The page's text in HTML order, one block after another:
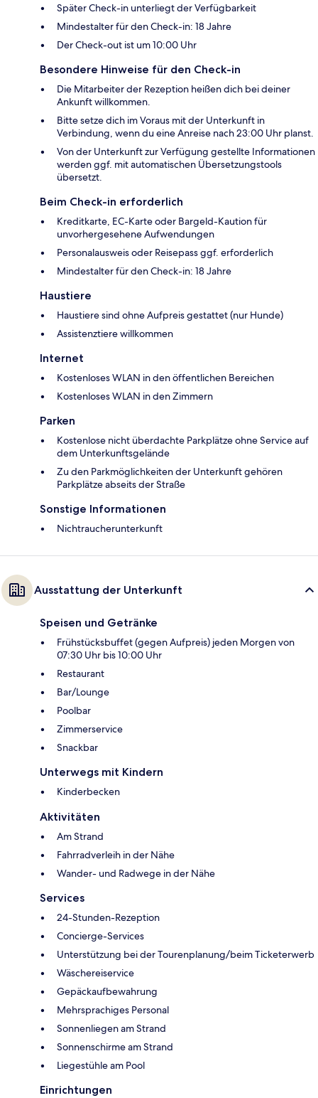
Später Check-in unterliegt der Verfügbarkeit
Mindestalter für den Check-in: 18 Jahre
Der Check-out ist um 10:00 Uhr
Besondere Hinweise für den Check-in
Die Mitarbeiter der Rezeption heißen dich bei deiner
Ankunft willkommen.
Bitte setze dich im Voraus mit der Unterkunft in
Verbindung, wenn du eine Anreise nach 23:00 Uhr planst.
Von der Unterkunft zur Verfügung gestellte Informationen
werden ggf. mit automatischen Übersetzungstools
übersetzt.
Beim Check-in erforderlich
Kreditkarte, EC-Karte oder Bargeld-Kaution für
unvorhergesehene Aufwendungen
Personalausweis oder Reisepass ggf. erforderlich
Mindestalter für den Check-in: 18 Jahre
Haustiere
Haustiere sind ohne Aufpreis gestattet (nur Hunde)
Assistenztiere willkommen
Internet
Kostenloses WLAN in den öffentlichen Bereichen
Kostenloses WLAN in den Zimmern
Parken
Kostenlose nicht überdachte Parkplätze ohne Service auf
dem Unterkunftsgelände
Zu den Parkmöglichkeiten der Unterkunft gehören
Parkplätze abseits der Straße
Sonstige Informationen
Nichtraucherunterkunft
Ausstattung der Unterkunft
Speisen und Getränke
Frühstücksbuffet (gegen Aufpreis) jeden Morgen von
07:30 Uhr bis 10:00 Uhr
Restaurant
Bar/Lounge
Poolbar
Zimmerservice
Snackbar
Unterwegs mit Kindern
Kinderbecken
Aktivitäten
Am Strand
Fahrradverleih in der Nähe
Wander- und Radwege in der Nähe
Services
24-Stunden-Rezeption
Concierge-Services
Unterstützung bei der Tourenplanung/beim Ticketerwerb
Wäschereiservice
Gepäckaufbewahrung
Mehrsprachiges Personal
Sonnenliegen am Strand
Sonnenschirme am Strand
Liegestühle am Pool
Einrichtungen